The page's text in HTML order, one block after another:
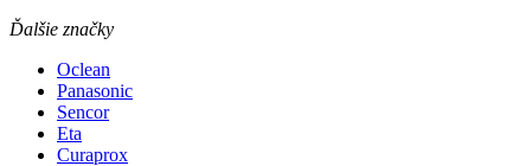
Ďalšie značky
Oclean
Panasonic
Sencor
Eta
Curaprox